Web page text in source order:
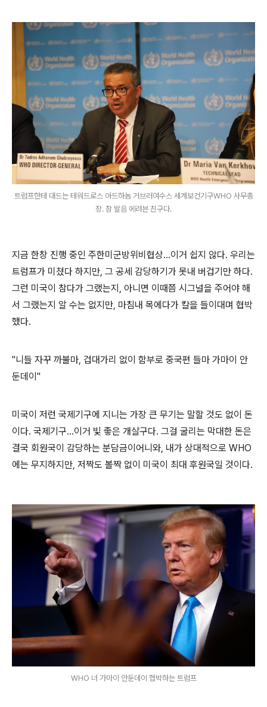
트럼프한테 대드는 테워드로스 아드하놈 거브러여수스 세계보건기구WHO 사무총
장. 참 발음 에려븐 친구다.
지금 한창 진행 중인 주한미군방위비협상...이거 쉽지 않다. 우리는
트럼프가 미쳤다 하지만, 그 공세 감당하기가 못내 버겁기만 하다.
그런 미국이 참다가 그랬는지, 아니면 이때쯤 시그널을 주어야 해
서 그랬는지 알 수는 없지만, 마침내 목에다가 칼을 들이대며 협박
했다.
"니들 자꾸 까불마, 겁대가리 없이 함부로 중국편 들마 가마이 안
둔데이"
미국이 저런 국제기구에 지니는 가장 큰 무기는 말할 것도 없이 돈
이다. 국제기구...이거 빛 좋은 개살구다. 그걸 굴리는 막대한 돈은
결국 회원국이 감당하는 분담금이어니와, 내가 상대적으로 WHO
에는 무지하지만, 저짝도 볼짝 없이 미국이 최대 후원국일 것이다.
WHO 너 가마이 안둔데이 협박하는 트럼프